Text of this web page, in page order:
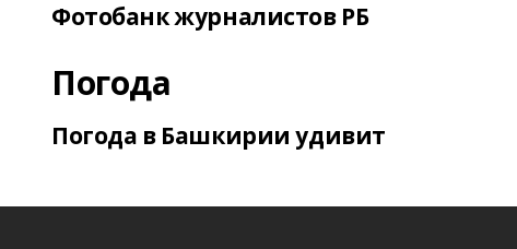
Фотобанк журналистов РБ
Погода
Погода в Башкирии удивит